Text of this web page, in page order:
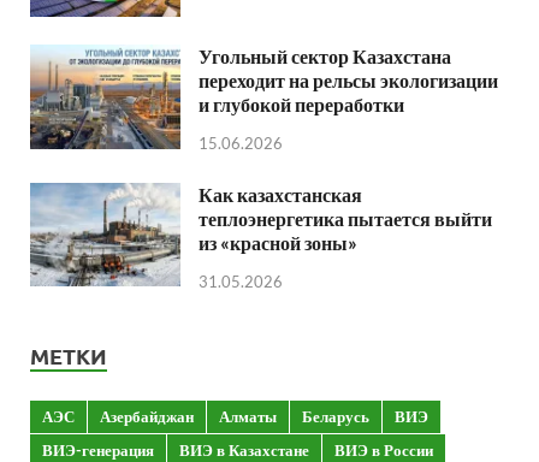
Угольный сектор Казахстана
переходит на рельсы экологизации
и глубокой переработки
15.06.2026
Как казахстанская
теплоэнергетика пытается выйти
из «красной зоны»
31.05.2026
МЕТКИ
АЭС Азербайджан Алматы Беларусь
ВИЭ
ВИЭ-генерация
ВИЭ в Казахстане
ВИЭ в России